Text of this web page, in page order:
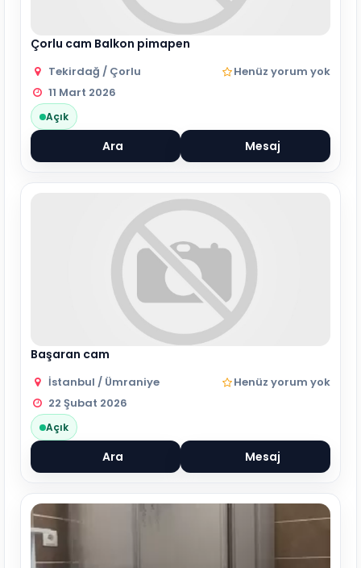
Çorlu cam Balkon pimapen
Tekirdağ / Çorlu
Henüz yorum yok
11 Mart 2026
Açık
Ara Mesaj
Başaran cam
İstanbul / Ümraniye
Henüz yorum yok
22 Şubat 2026
Açık
Ara Mesaj